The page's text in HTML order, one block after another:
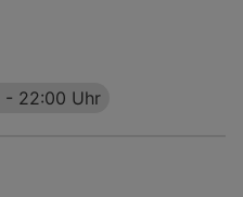
- 22:00 Uhr